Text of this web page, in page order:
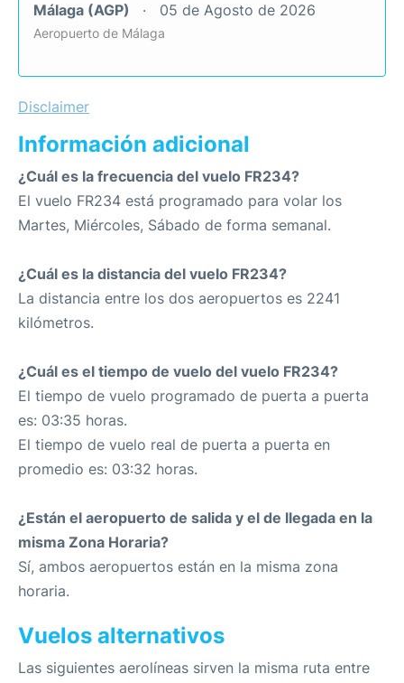
Málaga (AGP) 05 de Agosto de 2026
Aeropuerto de Málaga
Disclaimer
Información adicional
¿Cuál es la frecuencia del vuelo FR234?
El vuelo FR234 está programado para volar los
Martes, Miércoles, Sábado de forma semanal.
¿Cuál es la distancia del vuelo FR234?
La distancia entre los dos aeropuertos es 2241
kilómetros.
¿Cuál es el tiempo de vuelo del vuelo FR234?
El tiempo de vuelo programado de puerta a puerta
es: 03:35 horas.
El tiempo de vuelo real de puerta a puerta en
promedio es: 03:32 horas.
¿Están el aeropuerto de salida y el de llegada en la
misma Zona Horaria?
Sí, ambos aeropuertos están en la misma zona
horaria.
Vuelos alternativos
Las siguientes aerolíneas sirven la misma ruta entre